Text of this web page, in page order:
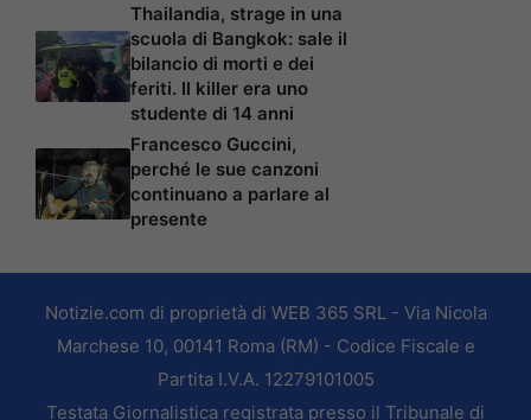
Thailandia, strage in una
scuola di Bangkok: sale il
bilancio di morti e dei
feriti. Il killer era uno
studente di 14 anni
Francesco Guccini,
perché le sue canzoni
continuano a parlare al
presente
Notizie.com di proprietà di WEB 365 SRL - Via Nicola
Marchese 10, 00141 Roma (RM) - Codice Fiscale e
Partita I.V.A. 12279101005
Testata Giornalistica registrata presso il Tribunale di